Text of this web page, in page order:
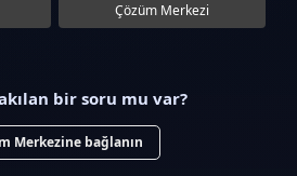
Çözüm Merkezi
bir soru mu var?
Merkezine bağlanın